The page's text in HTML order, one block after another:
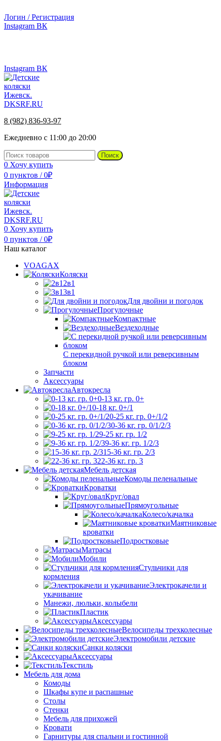
Логин / Регистрация
Instagram ВК
Instagram ВК
8 (982) 836-93-97
Ежедневно с 11:00 до 20:00
Поиск
0 Хочу купить
0 пунктов / 0₽
Информация
0 Хочу купить
0 пунктов / 0₽
Наш каталог
VOAGAX
Коляски
2в1
3в1
Для двойни и погодок
Прогулочные
Компактные
Вездеходные
С перекидной ручкой или реверсивным
блоком
Запчасти
Аксессуары
Автокресла
0-13 кг. гр. 0+
0-18 кг. 0+/1
0-25 кг. гр. 0+/1/2
0-36 кг. гр. 0/1/2/3
9-25 кг. гр. 1/2
9-36 кг. гр. 1/2/3
15-36 кг. гр. 2/3
22-36 кг. гр. 3
Мебель детская
Комоды пеленальные
Кроватки
Круг/овал
Прямоугольные
Колесо/качалка
Маятниковые
кроватки
Подростковые
Матрасы
Мобили
Стульчики для
кормления
Электрокачели и
укачивание
Манежи, люльки, колыбели
Пластик
Аксессуары
Велосипеды трехколесные
Электромобили детские
Санки коляски
Аксессуары
Текстиль
Мебель для дома
Комоды
Шкафы купе и распашные
Столы
Стенки
Мебель для прихожей
Кровати
Гарнитуры для спальни и гостинной